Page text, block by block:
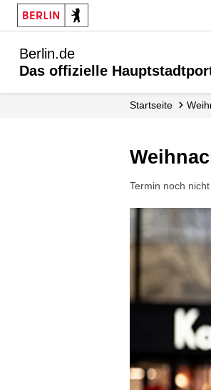
Berlin.de
Das offizielle
Startseite
Termin noch